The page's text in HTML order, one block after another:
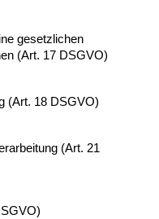
gesetzlichen
(Art. 17 DSGVO)
(Art. 18 DSGVO)
(Art. 21